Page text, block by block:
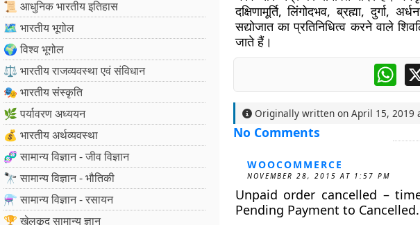
📜 आधुनिक भारतीय इतिहास
🗺️ भारतीय भूगोल
🌍 विश्व भूगोल
⚖️ भारतीय राजव्यवस्था एवं संविधान
🎭 भारतीय संस्कृति
🌿 पर्यावरण अध्ययन
💰 भारतीय अर्थव्यवस्था
🧬 सामान्य विज्ञान - जीव विज्ञान
🔭 सामान्य विज्ञान - भौतिकी
⚗️ सामान्य विज्ञान - रसायन
🏆 खेलकूद सामान्य ज्ञान
दक्षिणामूर्ति, लिंगोदभव, ब्रह्मा,
सद्योजात का प्रतिनिधित्व करने वाले
जाते हैं।
Originally written on April 15, 2019
No Comments
WOOCOMMERCE
NOVEMBER 28, 2015 AT 1:57 PM
Unpaid order cancelled –
Pending Payment to Cancelled.